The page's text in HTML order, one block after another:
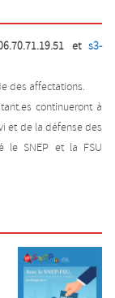
et s3-
des affectations.
continueront à
et de la défense des
le SNEP et la FSU